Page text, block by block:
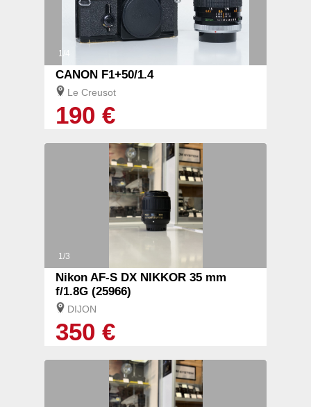
1/4
CANON F1+50/1.4
Le Creusot
190 €
1/3
Nikon AF-S DX NIKKOR 35 mm
f/1.8G (25966)
DIJON
350 €